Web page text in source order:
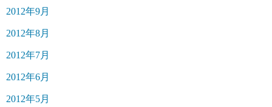
2012年9月
2012年8月
2012年7月
2012年6月
2012年5月